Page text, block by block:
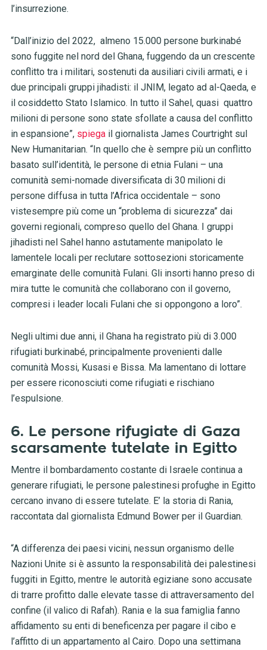
l’insurrezione.
“Dall’inizio del 2022, almeno 15.000 persone burkinabé
sono fuggite nel nord del Ghana, fuggendo da un crescente
conflitto tra i militari, sostenuti da ausiliari civili armati, e i
due principali gruppi jihadisti: il JNIM, legato ad al-Qaeda, e
il cosiddetto Stato Islamico. In tutto il Sahel, quasi quattro
milioni di persone sono state sfollate a causa del conflitto
in espansione”, spiegail giornalista James Courtright sul
New Humanitarian. “In quello che è sempre più un conflitto
basato sull’identità, le persone di etnia Fulani – una
comunità semi-nomade diversificata di 30 milioni di
persone diffusa in tutta l’Africa occidentale – sono
vistesempre più come un “problema di sicurezza” dai
governi regionali, compreso quello del Ghana. I gruppi
jihadisti nel Sahel hanno astutamente manipolato le
lamentele locali per reclutare sottosezioni storicamente
emarginate delle comunità Fulani. Gli insorti hanno preso di
mira tutte le comunità che collaborano con il governo,
compresi i leader locali Fulani che si oppongono a loro”.
Negli ultimi due anni, il Ghana ha registrato più di 3.000
rifugiati burkinabé, principalmente provenienti dalle
comunità Mossi, Kusasi e Bissa. Ma lamentano di lottare
per essere riconosciuti come rifugiati e rischiano
l’espulsione.
6. Le persone rifugiate di Gaza
scarsamente tutelate in Egitto
Mentre il bombardamento costante di Israele continua a
generare rifugiati, le persone palestinesi profughe in Egitto
cercano invano di essere tutelate. E’ la storia di Rania,
raccontata dal giornalista Edmund Bower per il Guardian.
“A differenza dei paesi vicini, nessun organismo delle
Nazioni Unite si è assunto la responsabilità dei palestinesi
fuggiti in Egitto, mentre le autorità egiziane sono accusate
di trarre profitto dalle elevate tasse di attraversamento del
confine (il valico di Rafah). Rania e la sua famiglia fanno
affidamento su enti di beneficenza per pagare il cibo e
l’affitto di un appartamento al Cairo. Dopo una settimana